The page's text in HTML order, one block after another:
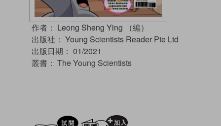
作者： Leong Sheng Ying （編）
出版社： Young Scientists Reader Pte Ltd
出版日期： 01/2021
叢書： The Young Scientists
試閲